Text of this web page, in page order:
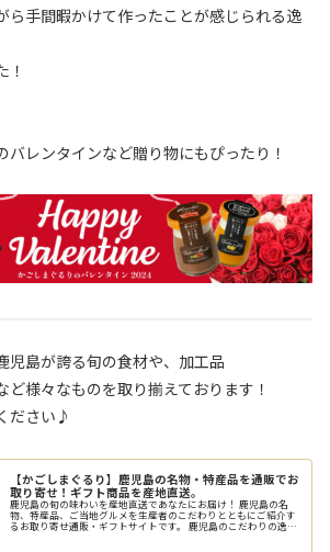
ら手間暇かけて作ったことが感じられる逸
！
バレンタインなど贈り物にもぴったり！
児島が誇る旬の食材や、加工品
様々なものを取り揃えております！
ださい♪
【かごしまぐるり】鹿児島の名物・特産品を通販でお
取り寄せ！ギフト商品を産地直送。
鹿児島の旬の味わいを産地直送であなたにお届け！ 鹿児島の名
物、特産品、ご当地グルメを生産者のこだわりとともにご紹介す
るお取り寄せ通販・ギフトサイトです。 鹿児島のこだわりの逸品